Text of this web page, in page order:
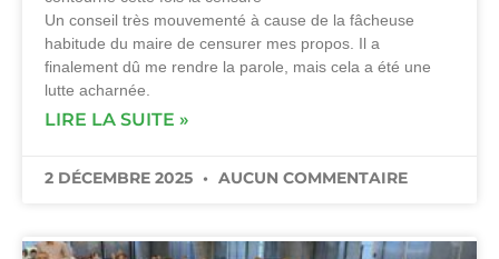
Un conseil très mouvementé à cause de la fâcheuse
habitude du maire de censurer mes propos. Il a
finalement dû me rendre la parole, mais cela a été une
lutte acharnée.
LIRE LA SUITE »
2 DÉCEMBRE 2025 AUCUN COMMENTAIRE